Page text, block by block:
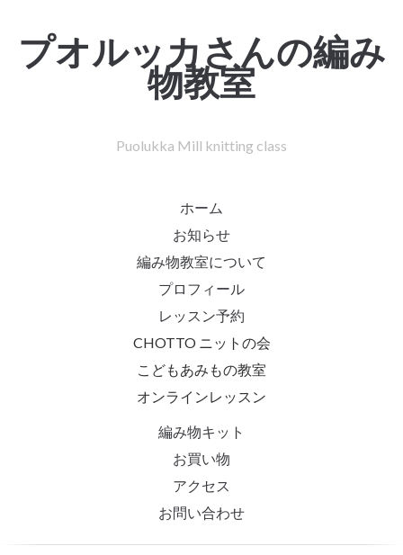
プオルッカさんの編み
物教室
Puolukka Mill knitting class
ホーム
お知らせ
編み物教室について
プロフィール
レッスン予約
CHOTTO ニットの会
こどもあみもの教室
オンラインレッスン
編み物キット
お買い物
アクセス
お問い合わせ